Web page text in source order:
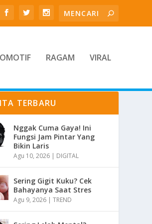
RAGAM VIRAL
TERBARU
Nggak Cuma Gaya! Ini
Fungsi Jam Pintar Yang
Bikin Laris
Agu 10, 2026 | DIGITAL
Sering Gigit Kuku? Cek
Bahayanya Saat Stres
Agu 9, 2026 |TREND